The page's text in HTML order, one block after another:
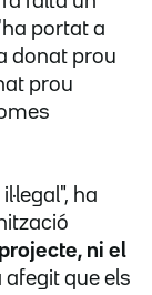
portat a
donat prou
prou
ha
ni el
afegit que els